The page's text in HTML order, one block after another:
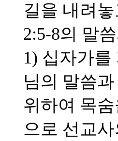
길을 내려
2:5-8의 말
1) 십자가
님의 말씀
위하여 목
으로 선교